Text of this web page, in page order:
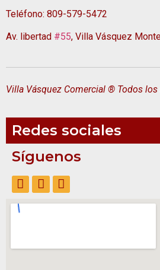
Teléfono: 809-579-5472
Av. libertad #55, Villa Vásquez
Villa Vásquez Comercial ® Todos los
Redes sociales
Síguenos